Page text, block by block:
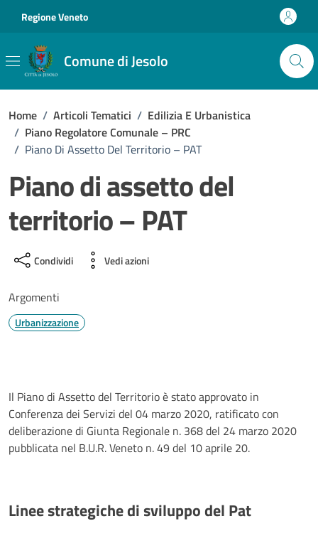
Regione Veneto
Comune di Jesolo
Home / Articoli Tematici / Edilizia E Urbanistica
/ Piano Regolatore Comunale – PRC
/ Piano Di Assetto Del Territorio – PAT
Piano di assetto del
territorio – PAT
Condividi Vedi azioni
Argomenti
Urbanizzazione
Il Piano di Assetto del Territorio è stato approvato in
Conferenza dei Servizi del 04 marzo 2020, ratificato con
deliberazione di Giunta Regionale n. 368 del 24 marzo 2020
pubblicata nel B.U.R. Veneto n. 49 del 10 aprile 20.
Linee strategiche di sviluppo del Pat